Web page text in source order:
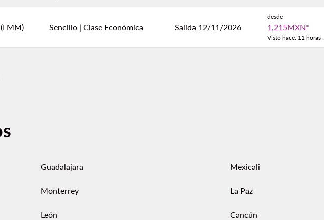
Sencillo | Clase Económica Salida 12/11/2026
desde
1,215MXN*
Visto hace: 11 horas .
Guadalajara Mexicali
Monterrey La Paz
León Cancún